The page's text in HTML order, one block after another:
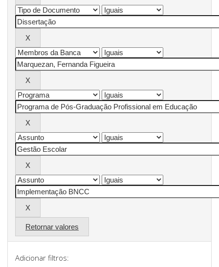
Retornar valores
Adicionar filtros: